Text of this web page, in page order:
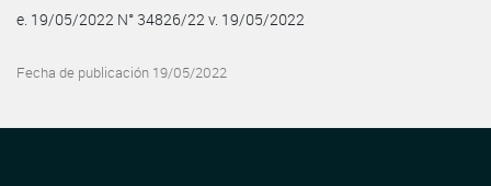
e. 19/05/2022 N° 34826/22 v. 19/05/2022
Fecha de publicación 19/05/2022